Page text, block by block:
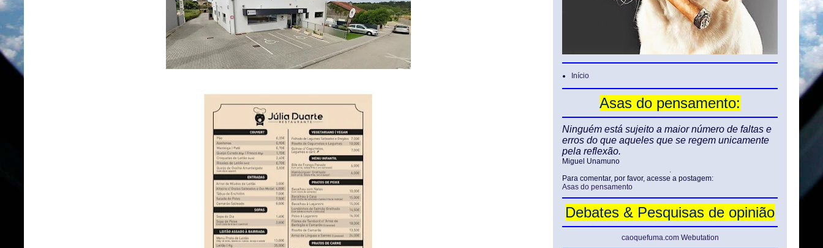
Início
Asas do pensamento:
Ninguém está sujeito a maior número de faltas e
erros do que aqueles que se regem unicamente
pela reflexão.
Miguel Unamuno
.
Para comentar, por favor, acesse a postagem:
Asas do pensamento
Debates & Pesquisas de opinião
caoquefuma.com Webutation